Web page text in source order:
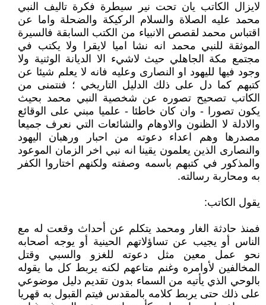
لايزال الكاتب يان تحت نير سيطرة فكرة تاليف النبي
محمد عليه الصلاة والسلام الركيكة والضحلة واما عن
اقتباس محمد لقصص الانبياء من الكتب السابقة فالسيرة
الموثقة للنبي محمد انه نشا اميا لايقرا ولا يكتب في
مجتمع مكة الجاهلي حيث لاشيء الا الديانة الوثنية ولا
وجود فيها لليهود او النصارى وعليه فانه لا يعلم شيئا عن
كتبهم كما دل على ذلك الدليل التاريخي ؛ فنتمنى من
الكاتب تصحيح تصوره عن شخصية النبي محمد بحيث
يكون تصورا - وان كان خاطئا - علميا مبني على الوقائع
والادلة لا الظنون والاوهام والشائعات التي نعرف جميعا
مصدرها وهم اعداء دعوته من احبار ورهبان اليهود
والنصارى الذين يعلمون يقينا انه نبي اخر الزمان الموعود
والمذكور في كتبهم باسمه وصفته ولكنهم اختاروا الكفر
به ومحاربة رسالته.
يقول الكاتب:
فمنذ حادثة الغار ومحمد يتكلم عن أحداث وقعت له مع
الناس أو يجيب عن تساؤلاتهم الحينية أو يوجه أصحابه
نحو عمل معين مثل دعوته للغزو والسبي وقتل
المخالفين لأوامره وغنم متاعهم لكنه يربط كل ما يقوله
بالوحي الذي يأتيه من السماء بدون تقديم دليل موضوعي
على ذلك حتى يربط كلامه بالمقدس فيتم القبول به قهريا